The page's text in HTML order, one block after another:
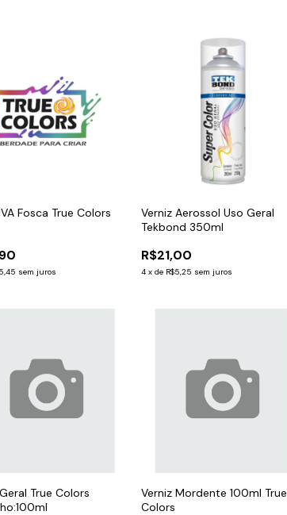
Fosca True Colors
sem juros
Verniz Aerossol Uso Geral
Tekbond 350ml
R$21,00
4 xde R$5,25 sem juros
True Colors
Verniz Mordente 100ml True
Colors